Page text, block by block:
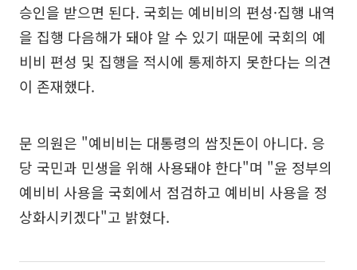
승인을 받으면 된다. 국회는 예비비의 편성·집행 내역
을 집행 다음해가 돼야 알 수 있기 때문에 국회의 예
비비 편성 및 집행을 적시에 통제하지 못한다는 의견
이 존재했다.
문 의원은 "예비비는 대통령의 쌈짓돈이 아니다. 응
당 국민과 민생을 위해 사용돼야 한다"며 "윤 정부의
예비비 사용을 국회에서 점검하고 예비비 사용을 정
상화시키겠다"고 밝혔다.